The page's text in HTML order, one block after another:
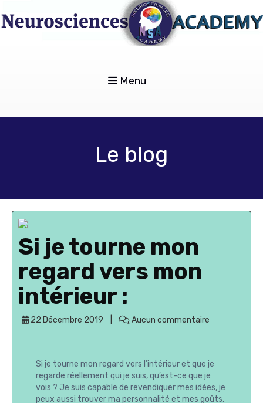
Menu
Le blog
Si je tourne mon
regard vers mon
intérieur :
22 Décembre 2019 Aucun commentaire
Si je tourne mon regard vers l’intérieur et que je
regarde réellement qui je suis, qu’est-ce que je
vois ? Je suis capable de revendiquer mes idées, je
peux aussi trouver ma personnalité et mes goûts,